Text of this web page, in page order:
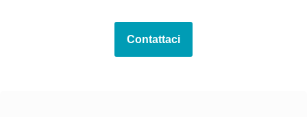
Contattaci